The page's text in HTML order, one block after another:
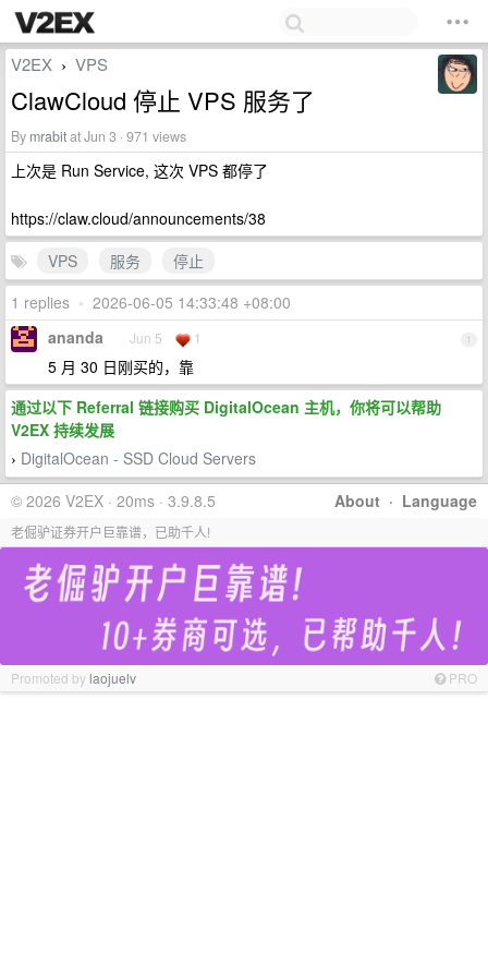
V2EX › VPS
ClawCloud 停止 VPS 服务了
By mrabitat Jun 3 · 971 views
上次是 Run Service, 这次 VPS 都停了
https://claw.cloud/announcements/38
VPS
服务
停止
1 replies • 2026-06-05 14:33:48 +08:00
1
ananda Jun 5 1
5 月 30 日刚买的，靠
通过以下 Referral 链接购买 DigitalOcean 主机，你将可以帮助
V2EX 持续发展
› DigitalOcean - SSD Cloud Servers
About · Language
© 2026 V2EX · 20ms · 3.9.8.5
老倔驴证券开户巨靠谱，已助千人!
Promoted bylaojuelv PRO